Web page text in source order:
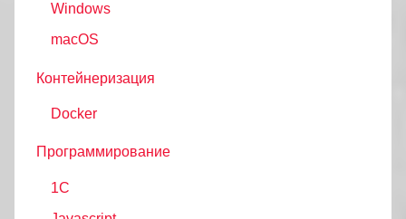
Windows
macOS
Контейнеризация
Docker
Программирование
1C